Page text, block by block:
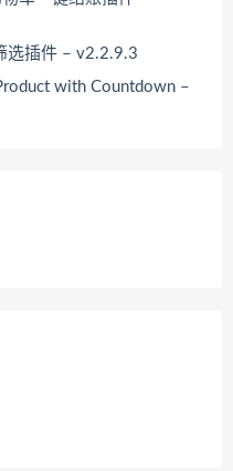
选插件 – v2.2.9.3
with Countdown –